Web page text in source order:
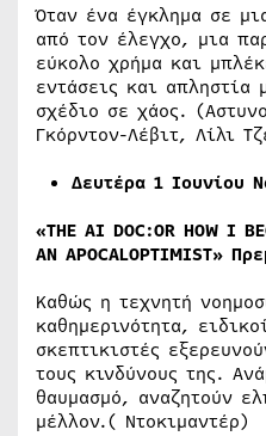
Όταν ένα έγκλημα σε
από τον έλεγχο, μια
εύκολο χρήμα και
εντάσεις και απληστία
σχέδιο σε χάος.
Γκόρντον-Λέβιτ, Λίλι
Δευτέρα 1 Ιουνίου
«THE AI DOC:OR HOW I
AN APOCALOPTIMIST»
Καθώς η τεχνητή
καθημερινότητα,
σκεπτικιστές
τους κινδύνους της.
θαυμασμό, αναζητούν
μέλλον.( Ντοκιμαντέρ)